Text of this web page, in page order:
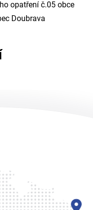
opatření č.05 obce
Doubrava